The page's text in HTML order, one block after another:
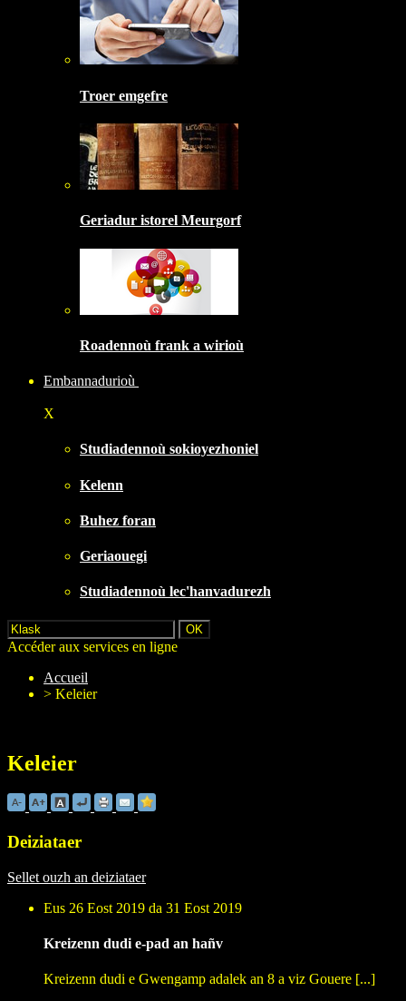
Troer emgefre
Geriadur istorel Meurgorf
Roadennoù frank a wirioù
Embannadurioù
X
Studiadennoù sokioyezhoniel
Kelenn
Buhez foran
Geriaouegi
Studiadennoù lec'hanvadurezh
Accéder aux services en ligne
Accueil
> Keleier
Keleier
Deiziataer
Sellet ouzh an deiziataer
Eus 26 Eost 2019 da 31 Eost 2019
Kreizenn dudi e-pad an hañv
Kreizenn dudi e Gwengamp adalek an 8 a viz Gouere [...]